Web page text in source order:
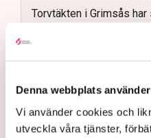
Denna webbplats
Vi använder cookies och
utveckla våra tjänster,
Torvtäkten i Grimsås
Polisinspektör Anna-
agerande på plats.
40 personer misstänks